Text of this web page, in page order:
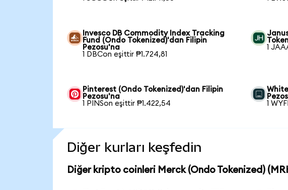
Invesco DB Commodity Index Tracking
Fund (Ondo Tokenized)'dan Filipin
Pezosu'na
1 DBCon eşittir ₱1.724,81
1
Pinterest (Ondo Tokenized)'dan Filipin
Pezosu'na
1 PINSon eşittir ₱1.422,54
1
Diğer kurları keşfedin
Diğer kripto coinleri Merck (Ondo Tokenized)